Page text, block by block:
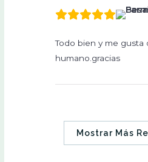
Todo bien y me gusta
humano.gracias
Mostrar Más